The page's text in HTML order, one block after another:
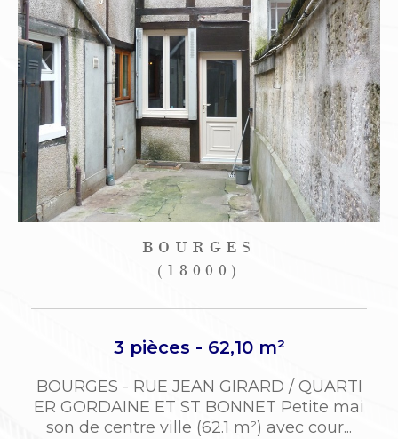
BOURGES
(18000)
3 pièces - 62,10 m²
BOURGES - RUE JEAN GIRARD / QUARTI
ER GORDAINE ET ST BONNET Petite mai
son de centre ville (62.1 m²) avec cour...